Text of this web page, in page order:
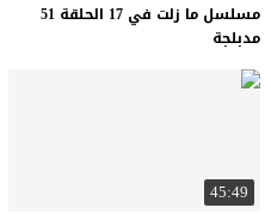
مسلسل ما زلت في 17 الحلقة 51
مدبلجة
45:49